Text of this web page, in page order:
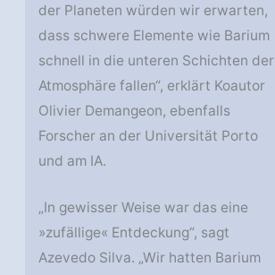
der Planeten würden wir erwarten,
dass schwere Elemente wie Barium
schnell in die unteren Schichten der
Atmosphäre fallen“, erklärt Koautor
Olivier Demangeon, ebenfalls
Forscher an der Universität Porto
und am IA.
„In gewisser Weise war das eine
»zufällige« Entdeckung“, sagt
Azevedo Silva. „Wir hatten Barium